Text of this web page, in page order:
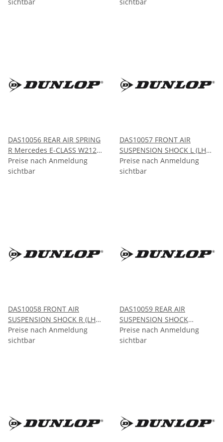
DAS10056 REAR AIR SPRING
R Mercedes E-CLASS W212
CLS-CLASS W218 2009-2017
2012-2017
Preise nach Anmeldung
sichtbar
DAS10057 FRONT AIR
SUSPENSION SHOCK L (LHD
only) Mercedes S-CLASS
W220 4Matic 2003-2006
Preise nach Anmeldung
sichtbar
DAS10058 FRONT AIR
SUSPENSION SHOCK R (LHD
only) Mercedes S-CLASS
W220 4Matic 2003-2006
Preise nach Anmeldung
sichtbar
DAS10059 REAR AIR
SUSPENSION SHOCK
Mercedes S-CLASS W220
2000-2006
Preise nach Anmeldung
sichtbar